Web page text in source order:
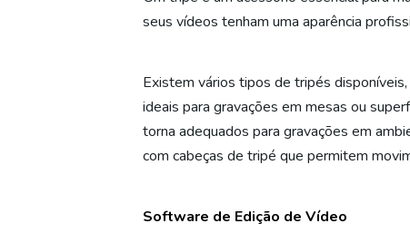
seus vídeos tenham uma aparência
Existem vários tipos de tripés
ideais para gravações em mesas ou
torna adequados para gravações em
com cabeças de tripé que permitem
Software de Edição de Vídeo